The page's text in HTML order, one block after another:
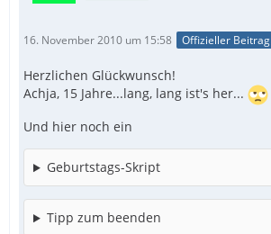
16. November 2010 um 15:58 Offizieller Beitrag
Herzlichen Glückwunsch!
Achja, 15 Jahre...lang, lang ist's her...
Und hier noch ein
Geburtstags-Skript
Tipp zum beenden